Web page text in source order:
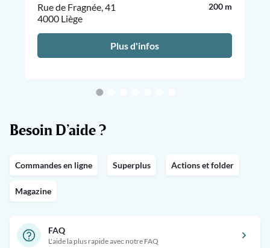
Rue de Fragnée, 41
4000 Liège
200 m
Plus d'infos
Besoin D’aide ?
Commandes en ligne Superplus Actions et folder
Magazine
FAQ
L'aide la plus rapide avec notre FAQ